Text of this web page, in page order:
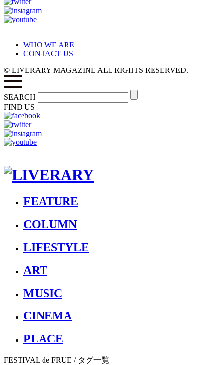
WHO WE ARE
CONTACT US
© LIVERARY MAGAZINE ALL RIGHTS RESERVED.
SEARCH
FIND US
FEATURE
COLUMN
LIFESTYLE
ART
MUSIC
CINEMA
PLACE
FESTIVAL de FRUE / タグ一覧